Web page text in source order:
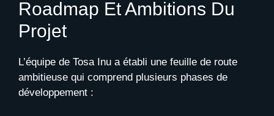
Roadmap Et Ambitions Du
Projet
L’équipe de Tosa Inu a établi une feuille de route
ambitieuse qui comprend plusieurs phases de
développement :